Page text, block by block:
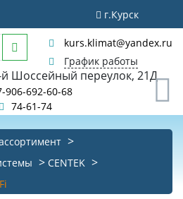
г.Курск
kurs.klimat@yandex.ru
График работы
Шоссейный переулок, 21Д
906-692-60-68
74-61-74
CENTEK